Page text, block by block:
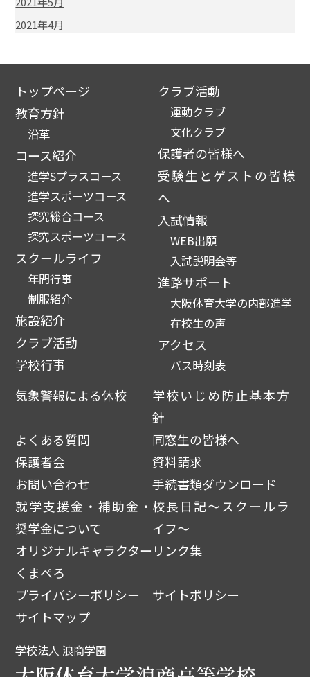
2021年4月
トップページ
教育方針
沿革
コース紹介
進学Sプラスコース
進学スポーツコース
探究総合コース
探究スポーツコース
スクールライフ
年間行事
制服紹介
施設紹介
クラブ活動
学校行事
クラブ活動
運動クラブ
文化クラブ
保護者の皆様へ
受験生とゲストの皆様
へ
入試情報
WEB出願
入試説明会等
進路サポート
大阪体育大学の内部進学
在校生の声
アクセス
バス時刻表
気象警報による休校
学校いじめ防止基本方
針
よくある質問
同窓生の皆様へ
保護者会
資料請求
お問い合わせ
手続書類ダウンロード
就学支援金・補助金・
奨学金について
校長日記～スクールラ
イフ～
オリジナルキャラクター
くまぺろ
リンク集
プライバシーポリシー
サイトポリシー
サイトマップ
学校法人 浪商学園